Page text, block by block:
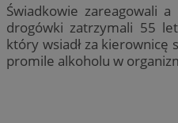
Świadkowie zareagowali
drogówki zatrzymali 55
który wsiadł za kierownicę
promile alkoholu w